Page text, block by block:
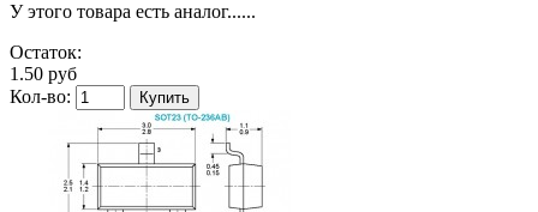
У этого товара есть аналог......
Остаток:
1.50 руб
Кол-во: